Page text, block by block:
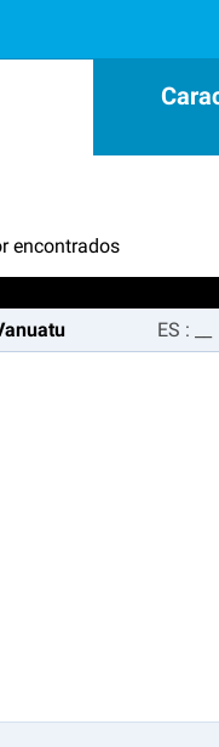
encontrados
ES :